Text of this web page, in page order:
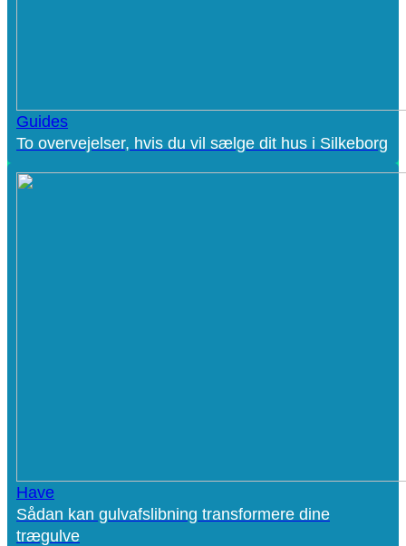
Guides
To overvejelser, hvis du vil sælge dit hus i Silkeborg
Have
Sådan kan gulvafslibning transformere dine
trægulve